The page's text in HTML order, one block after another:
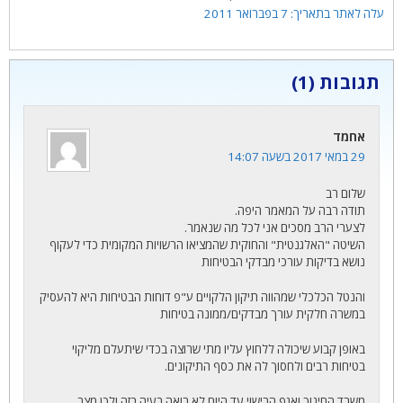
7 בפברואר 2011
תגובות (1)
אחמד
29 במאי 2017 בשעה 14:07
שלום רב
תודה רבה על המאמר היפה.
לצערי הרב מסכים אני לכל מה שנאמר.
השיטה "האלגנטית" והחוקית שהמציאו הרשויות המקומית כדי לעקוף
נושא בדיקות עורכי מבדקי הבטיחות
והנטל הכלכלי שמהווה תיקון הלקויים ע"פ דוחות הבטיחות היא להעסיק
במשרה חלקית עורך מבדקים/ממונה בטיחות
באופן קבוע שיכולה ללחוץ עליו מתי שרוצה בכדי שיתעלם מליקוי
בטיחות רבים ולחסוך לה את כסף התיקונים.